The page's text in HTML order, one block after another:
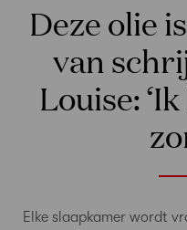
Deze olie
van
Louise:
Elke slaapkamer wordt